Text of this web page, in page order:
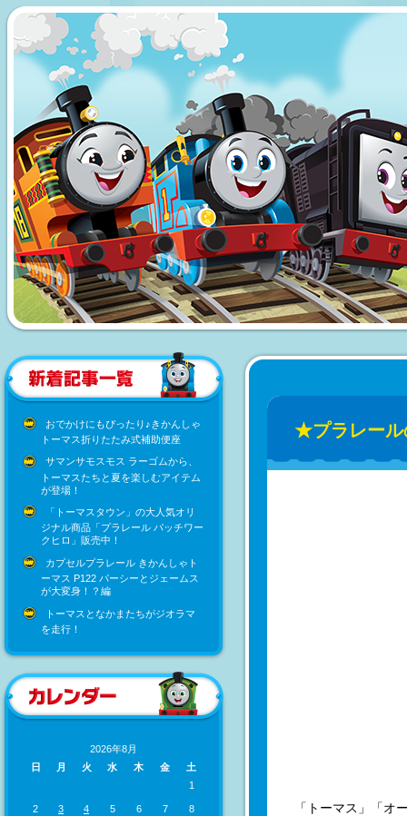
おでかけにもぴったり♪きかんしゃ
トーマス折りたたみ式補助便座
サマンサモスモス ラーゴムから、
トーマスたちと夏を楽しむアイテム
が登場！
「トーマスタウン」の大人気オリ
ジナル商品「プラレール パッチワー
クヒロ」販売中！
カプセルプラレール きかんしゃト
ーマス P122 パーシーとジェームス
が大変身！？編
トーマスとなかまたちがジオラマ
を走行！
2026年8月
日
月 火 水 木 金
土
1
2 3 4 5 6 7 8
★プラレール
「トーマス」「オ